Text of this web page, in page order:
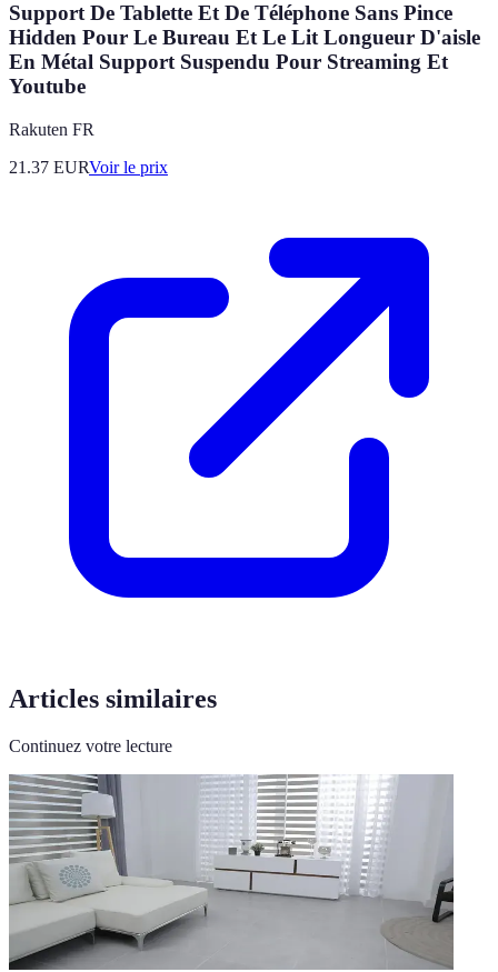
Support De Tablette Et De Téléphone Sans Pince
Hidden Pour Le Bureau Et Le Lit Longueur D'aisle
En Métal Support Suspendu Pour Streaming Et
Youtube
Rakuten FR
21.37 EURVoir le prix
Articles similaires
Continuez votre lecture